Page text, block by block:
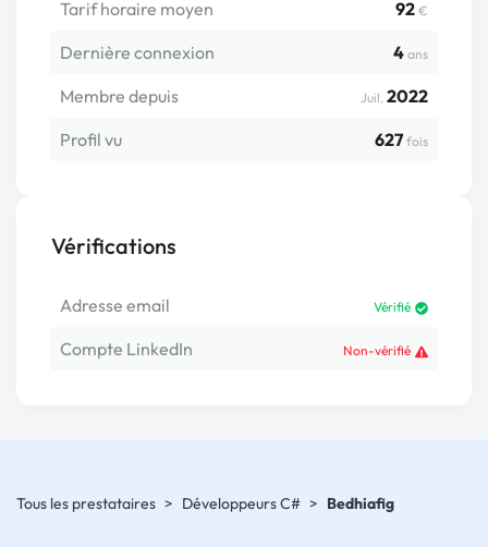
Tarif horaire moyen 92 €
Dernière connexion 4 ans
Membre depuis Juil. 2022
Profil vu
627 fois
Vérifications
Adresse email Vérifié
Compte LinkedIn Non-vérifié
Tous les prestataires > Développeurs C# > Bedhiafig